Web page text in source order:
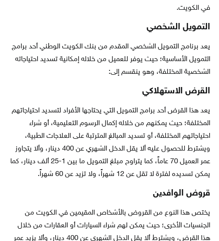
في الكويت.
التمويل الشخصي
يعد برنامج التمويل الشخصي المقدم من بنك الكويت الوطني أحد برامج
التمويل الأساسية؛ حيث يوفر للعميل من خلاله إمكانية تسديد احتياجاته
الشخصية المختلفة، وهو ينقسم إلى:
القرض الاستهلاكي
يعد هذا القرض أحد برامج التمويل التي يحتاجها الأفراد لتسديد احتياجاتهم
المختلفة؛ حيث يمكنهم من خلاله إكمال الرسوم التعليمية، أو شراء
احتياجاتهم المختلفة، أو تسديد المبالغ المترتبة على العلاجات الطبية،
ويشترط للحصول عليه ألا يقل الدخل الشهري عن 400 دينار، وألا يتجاوز
عمر العميل 70 عاماً، كما يتراوح مبلغ التمويل ما بين 1-25 ألف دينار، كما
يمكن تسديده لفترة لا تقل عن 12 شهراً، ولا تزيد عن 60 شهراً.
قروض الوافدين
يختص هذا النوع من القروض بالأشخاص المقيمين في الكويت من
الجنسيات الأخرى؛ حيث يمكن لهم شراء السيارات أو العقارات من خلال
هذا القرض، ويشترط ألا يقل الدخل الشهري عن 400 دينار، وألا يزيد عمر